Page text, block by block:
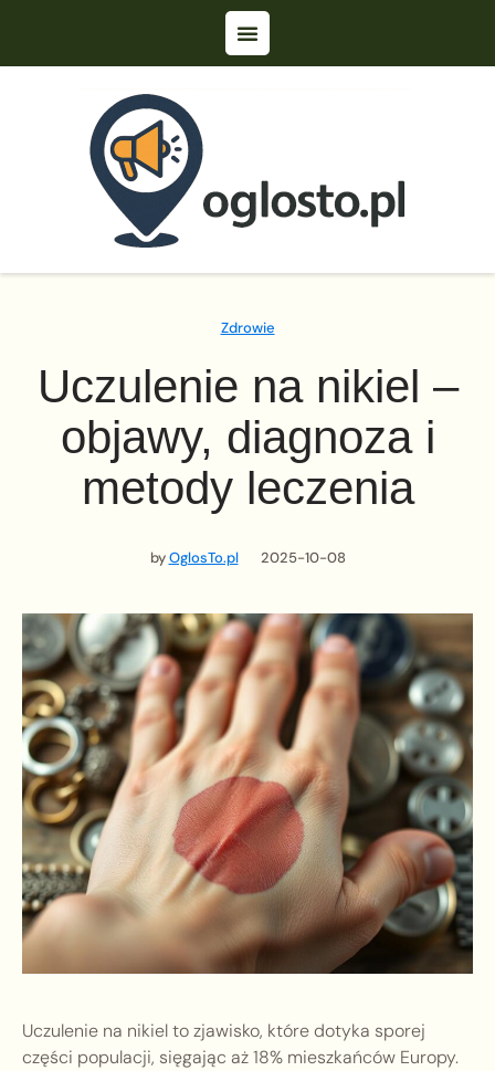
Zdrowie
Uczulenie na nikiel –
objawy, diagnoza i
metody leczenia
byOglosTo.pl 2025-10-08
Uczulenie na nikiel to zjawisko, które dotyka sporej
części populacji, sięgając aż 18% mieszkańców Europy.